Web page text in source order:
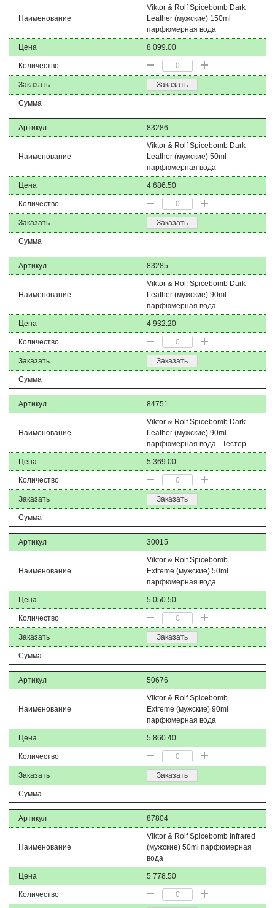
Наименование
Viktor & Rolf Spicebomb Dark
Leather (мужские) 150ml
парфюмерная вода
Цена 8 099.00
Количество
Заказать Заказать
Сумма
Артикул 83286
Наименование
Viktor & Rolf Spicebomb Dark
Leather (мужские) 50ml
парфюмерная вода
Цена 4 686.50
Количество
Заказать Заказать
Сумма
Артикул 83285
Наименование
Viktor & Rolf Spicebomb Dark
Leather (мужские) 90ml
парфюмерная вода
Цена 4 932.20
Количество
Заказать Заказать
Сумма
Артикул 84751
Наименование
Viktor & Rolf Spicebomb Dark
Leather (мужские) 90ml
парфюмерная вода - Тестер
Цена 5 369.00
Количество
Заказать Заказать
Сумма
Артикул 30015
Наименование
Viktor & Rolf Spicebomb
Extreme (мужские) 50ml
парфюмерная вода
Цена 5 050.50
Количество
Заказать Заказать
Сумма
Артикул 50676
Наименование
Viktor & Rolf Spicebomb
Extreme (мужские) 90ml
парфюмерная вода
Цена 5 860.40
Количество
Заказать Заказать
Сумма
Артикул 87804
Наименование
Viktor & Rolf Spicebomb Infrared
(мужские) 50ml парфюмерная
вода
Цена 5 778.50
Количество